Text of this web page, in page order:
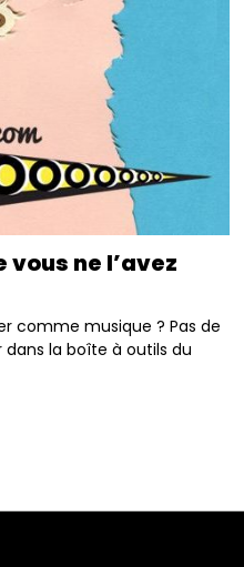
vous ne l’avez
comme musique ? Pas de
la boîte à outils du